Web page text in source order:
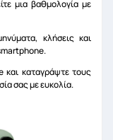
μια βαθμολογία με
κλήσεις και
και καταγράψτε τους
σας με ευκολία.